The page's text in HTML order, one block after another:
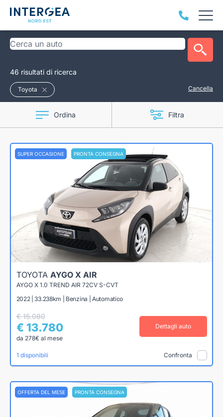
46 risultati di ricerca
Toyota Cancella
Ordina Filtra
SUPER OCCASIONE PRONTA CONSEGNA
TOYOTA AYGO X AIR
AYGO X 1.0 TREND AIR 72CV S-CVT
2022 | 33.238km | Benzina | Automatico
€ 15.080
€ 13.780
da 278€ al mese
Dettagli auto
1 disponibili Confronta
OFFERTA DEL MESE PRONTA CONSEGNA